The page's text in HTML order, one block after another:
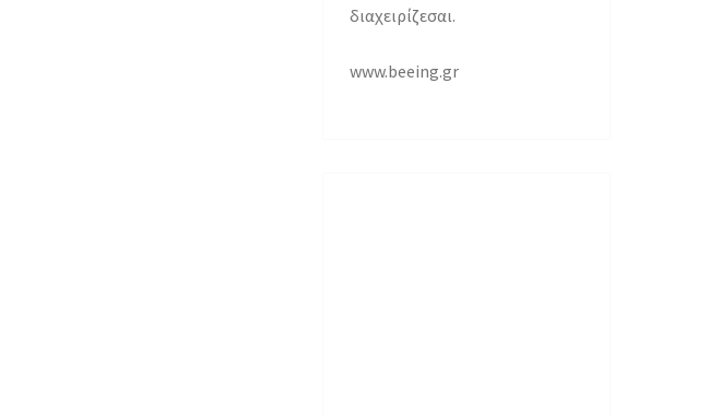
διαχειρίζεσαι.
www.beeing.gr